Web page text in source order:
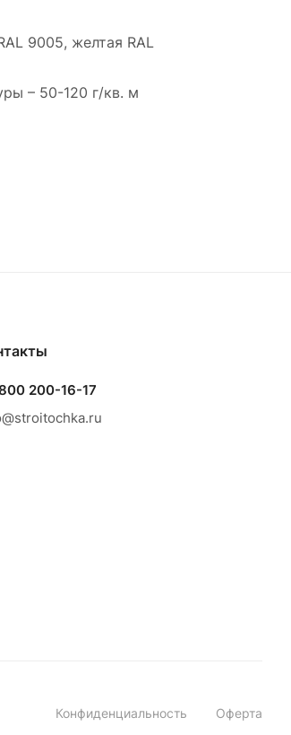
9005, желтая RAL
– 50-120 г/кв. м
200-16-17
Конфиденциальность Оферта